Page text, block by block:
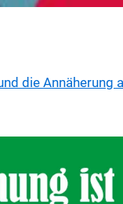
die Annäherung